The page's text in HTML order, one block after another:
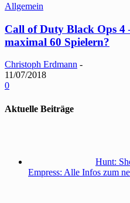
Allgemein
Call of Duty Black Ops 4
maximal 60 Spielern?
Christoph Erdmann -
11/07/2018
0
Aktuelle Beiträge
Hunt:
Empress: Alle Infos zum